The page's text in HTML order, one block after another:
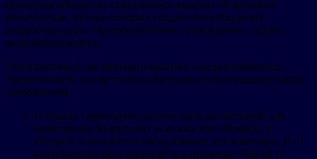
(делаются обычно из стандартных морских 40-футовых
контейнеров, внутри которых создается необходимая
инфраструктура: электроснабжение, охлаждение, охрана,
видеонаблюдение).
Для возможной организации майнинг-отеля необходимо
предусмотреть соответствие потенциальной площадки таким
требованиям:
Площадь территории должна быть достаточной для
размещения 40-футовых морских контейнеров, в
которых установлено оборудование для майнинга. На 1
контейнер должна приходиться примерно 100 м2 (1